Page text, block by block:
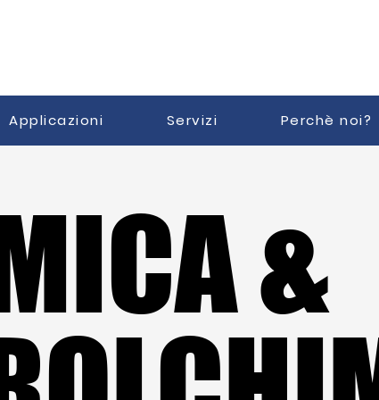
Applicazioni Servizi Perchè noi?
CHIMICA &
CHIMICA &